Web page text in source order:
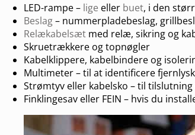
LED-rampe – lige eller buet, i den
Beslag– nummerpladebeslag,
Relækabelsæt med relæ, sikring og
Skruetrækkere og topnøgler
Kabelklippere, kabelbindere og
Multimeter – til at identificere
Strømtyv eller kabelsko – til
Finklingesav eller FEIN – hvis du